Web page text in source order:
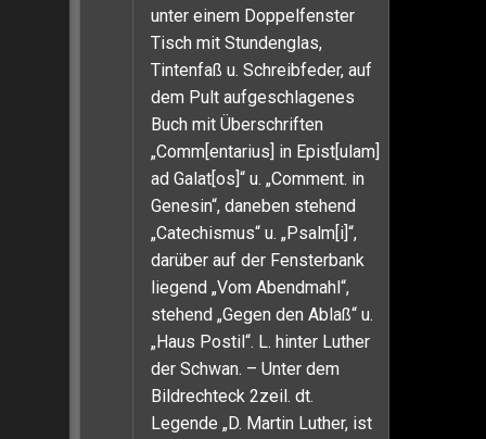
unter einem Doppelfenster
Tisch mit Stundenglas,
Tintenfaß u. Schreibfeder, auf
dem Pult aufgeschlagenes
Buch mit Überschriften
„Comm[entarius] in Epist[ulam]
ad Galat[os]“ u. „Comment. in
Genesin“, daneben stehend
„Catechismus“ u. „Psalm[i]“,
darüber auf der Fensterbank
liegend „Vom Abendmahl“,
stehend „Gegen den Ablaß“ u.
„Haus Postil“. L. hinter Luther
der Schwan. – Unter dem
Bildrechteck 2zeil. dt.
Legende „D. Martin Luther, ist